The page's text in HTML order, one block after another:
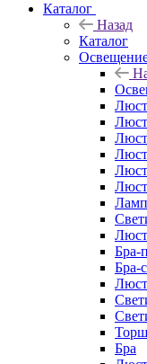
Каталог
Назад
Каталог
Бра-
Бра-
Бра